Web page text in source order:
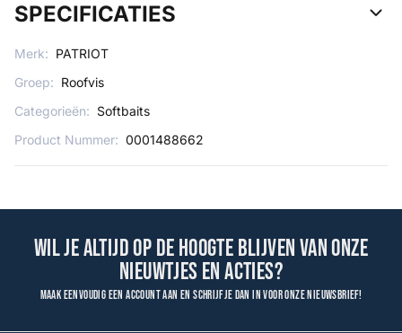
SPECIFICATIES
Merk: PATRIOT
Groep: Roofvis
Categorieën: Softbaits
Product Nummer: 0001488662
Wil je altijd op de hoogte blijven van onze
nieuwtjes en acties?
Maak eenvoudig een account aan en schrijf je dan in voor onze nieuwsbrief!